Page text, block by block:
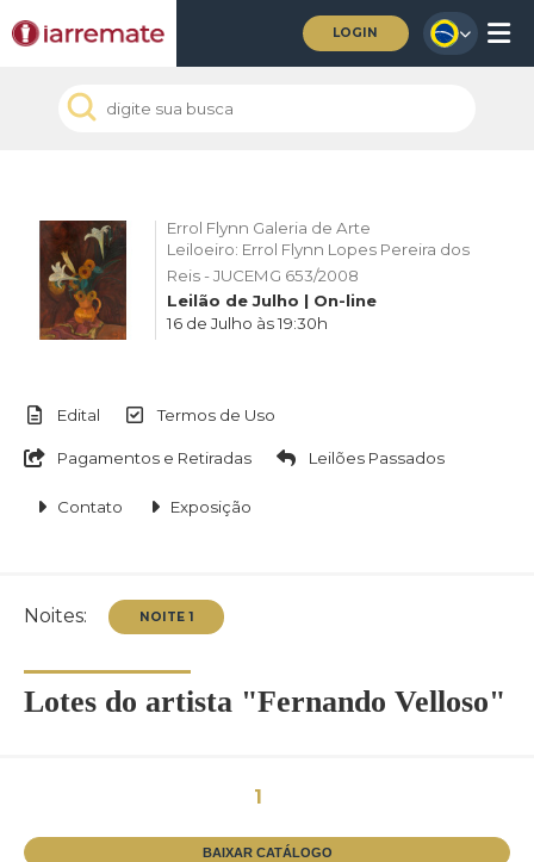
LOGIN
Errol Flynn Galeria de Arte
Leiloeiro: Errol Flynn Lopes Pereira dos
Reis - JUCEMG 653/2008
Leilão de Julho | On-line
16 de Julho às 19:30h
Edital Termos de Uso
Pagamentos e Retiradas Leilões Passados
Contato Exposição
Noites:
Lotes do artista "Fernando Velloso"
1
BAIXAR CATÁLOGO